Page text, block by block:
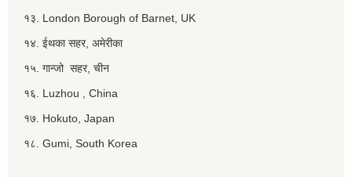
१३. London Borough of Barnet, UK
१४. ईथका सहर, अमेरीका
१५. गान्जो सहर, चीन
१६. Luzhou , China
१७. Hokuto, Japan
१८. Gumi, South Korea